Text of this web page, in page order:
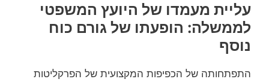
עליית מעמדו של היועץ המשפטי
לממשלה: הופעתו של גורם כוח
נוסף
התפתחותה של הכפיפות המקצועית של הפרקליטות